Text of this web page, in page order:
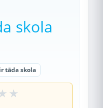
skola
tāda skola
★